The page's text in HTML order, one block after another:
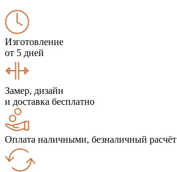
Изготовление
от 5 дней
Замер, дизайн
и доставка бесплатно
Оплата наличными, безналичный расчёт